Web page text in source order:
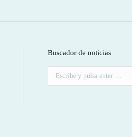
Buscador de noticias